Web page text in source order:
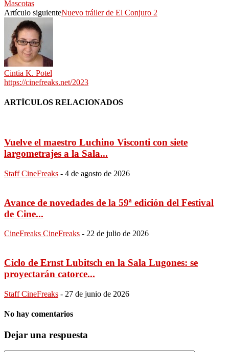
Mascotas
Artículo siguienteNuevo tráiler de El Conjuro 2
Cintia K. Potel
https://cinefreaks.net/2023
ARTÍCULOS RELACIONADOS
Vuelve el maestro Luchino Visconti con siete
largometrajes a la Sala...
Staff CineFreaks - 4 de agosto de 2026
Avance de novedades de la 59ª edición del Festival
de Cine...
CineFreaks CineFreaks - 22 de julio de 2026
Ciclo de Ernst Lubitsch en la Sala Lugones: se
proyectarán catorce...
Staff CineFreaks - 27 de junio de 2026
No hay comentarios
Dejar una respuesta